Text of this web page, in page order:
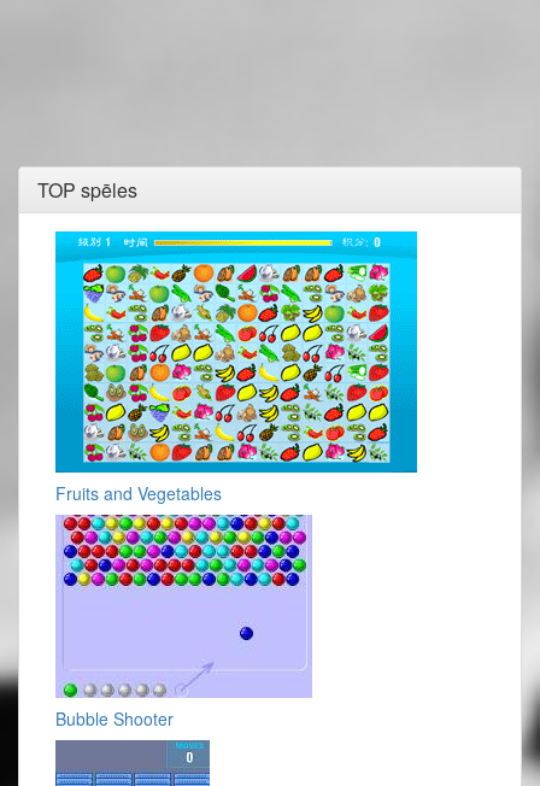
TOP spēles
Fruits and Vegetables
Bubble Shooter